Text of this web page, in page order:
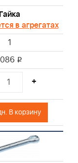
Гайка
в агрегатах
1
i
+
Поставка из РФ или EU до 15-20 дн. В корзину